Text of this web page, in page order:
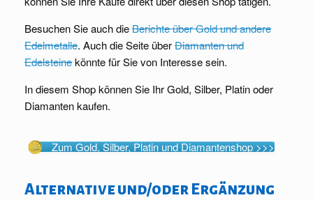
Besuchen Sie auch dieBerichte über Gold und andere
Edelmetalle. Auch die Seite überDiamanten und
Edelsteinekönnte für Sie von Interesse sein.
In diesem Shop können Sie Ihr Gold, Silber, Platin oder
Diamanten kaufen.
Zum Gold, Silber, Platin und Diamantenshop >>>
Alternative und/oder Ergänzung